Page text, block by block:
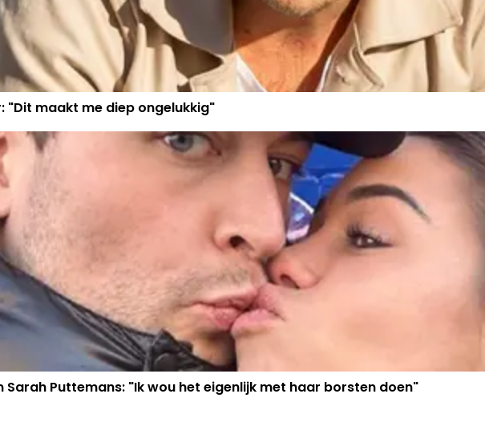
"Dit maakt me diep ongelukkig"
Puttemans: "Ik wou het eigenlijk met haar borsten doen"